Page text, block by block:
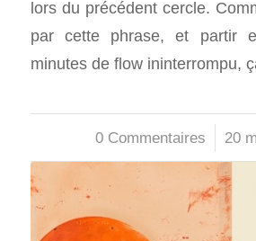
lors du précédent cercle.
par cette phrase, et partir
minutes de flow ininterrompu,
0 Commentaires
/ 20